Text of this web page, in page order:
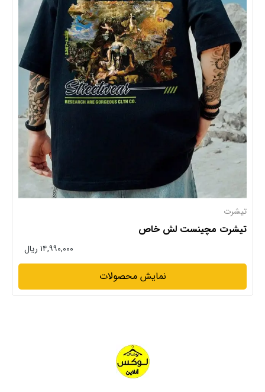
تیشرت
تیشرت مچینست لش خاص
۱۴,۹۹۰,۰۰۰ ریال
نمایش محصولات